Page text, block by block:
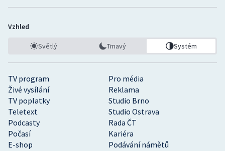
TV program
Pro média
Živé vysílání
Reklama
TV poplatky
Studio Brno
Teletext
Studio Ostrava
Podcasty
Rada ČT
Počasí
Kariéra
E-shop
Podávání námětů
Vzhled
Světlý Tmavý Systém